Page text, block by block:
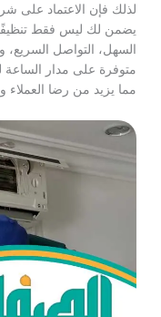
لذلك فإن الاعتماد على
يضمن لك ليس فقط تنظيفًا
السهل، التواصل السريع،
متوفرة على مدار الساعة
مما يزيد من رضا العملاء